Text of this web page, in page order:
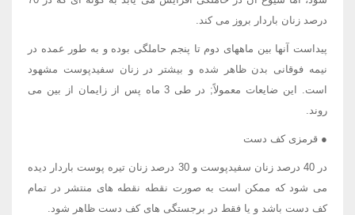
درصد زنان باردار بروز می کند.
پیداست آنها بین ماههای دوم تا پنجم حاملگی بوده و به طور عمده در
نیمه فوقانی بدن ظاهر شده و بیشتر در زنان سفیدپوست مشهود
است. این ضایعات معمولاً; در طی 3 ماه پس از زایمان از بین می
روند.
● قرمزی کف دست
در 40 درصد زنان سفیدپوست و 30 درصد زنان تیره پوست باردار دیده
می شود که ممکن است به صورت نقطه نقطه های منتشر در تمام
کف دست باشد و یا فقط در برجستگی های کف دست ظاهر شود.